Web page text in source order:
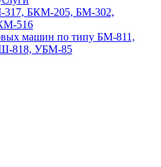
317, БКМ-205, БМ-302,
516
машин по типу БМ-811,
818, УБМ-85